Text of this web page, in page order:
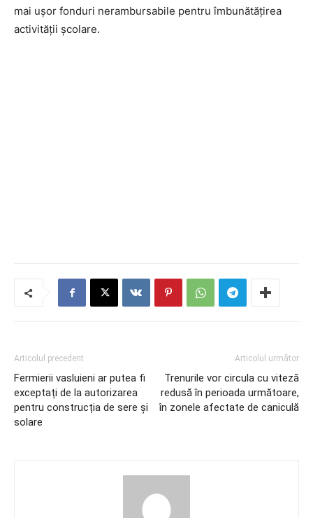
mai ușor fonduri nerambursabile pentru îmbunătățirea
activității școlare.
Articolul precedent
Fermierii vasluieni ar putea fi
exceptați de la autorizarea
pentru construcția de sere și
solare
Articolul următor
Trenurile vor circula cu viteză
redusă în perioada următoare,
în zonele afectate de caniculă